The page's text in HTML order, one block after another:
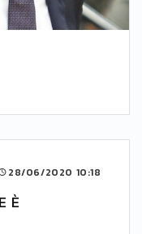
28/06/2020 10:18
È